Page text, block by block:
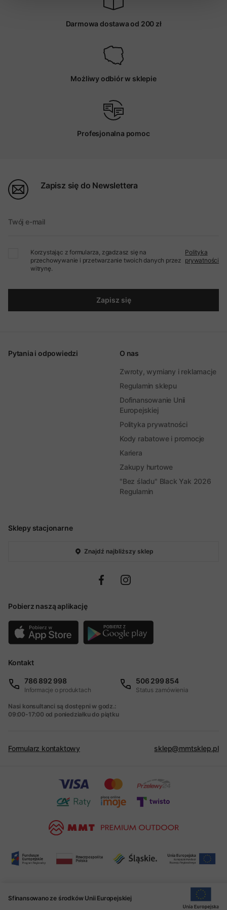
Darmowa dostawa od 200 zł
Możliwy odbiór w sklepie
Profesjonalna pomoc
Zapisz się do Newslettera
Twój e-mail
Korzystając z formularza, zgadzasz się na
przechowywanie i przetwarzanie twoich danych przez
witrynę.
Polityka
prywatności
Zapisz się
Sklepy stacjonarne
Znajdź najbliższy sklep
Pobierz naszą aplikację
Pytania i odpowiedzi O nas
Zwroty, wymiany i reklamacje
Regulamin sklepu
Dofinansowanie Unii
Europejskiej
Polityka prywatności
Kody rabatowe i promocje
Kariera
Zakupy hurtowe
"Bez śladu" Black Yak 2026
Regulamin
Kontakt
786 892 998
Informacje o produktach
506 299 854
Status zamówienia
Nasi konsultanci są dostępni w godz.:
09:00-17:00 od poniedziałku do piątku
Formularz kontaktowy sklep@mmtsklep.pl
Sfinansowano ze środków Unii Europejskiej